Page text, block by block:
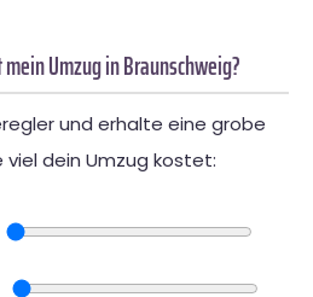
Umzug in Braunschweig?
und erhalte eine grobe
viel dein Umzug kostet: